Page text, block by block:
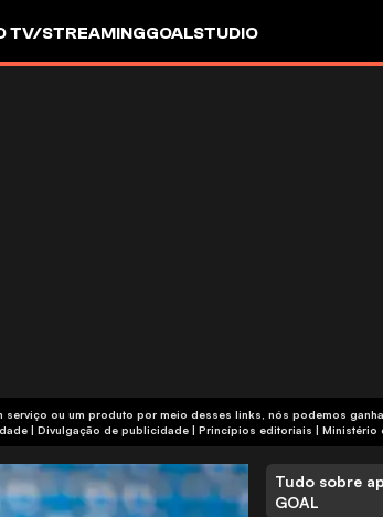
TV/STREAMINGGOALSTUDIO
ou um produto por meio desses links, nós podemos
| Divulgação de publicidade | Princípios editoriais | Ministério
Tudo sobre
GOAL